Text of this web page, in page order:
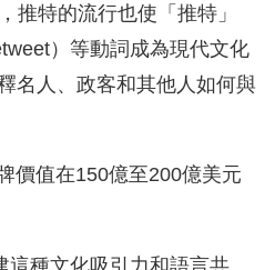
推特的流行也使「推特」
）等動詞成為現代文化
名人、政客和其他人如何與
價值在150億至200億美元
這種文化吸引力和語言共